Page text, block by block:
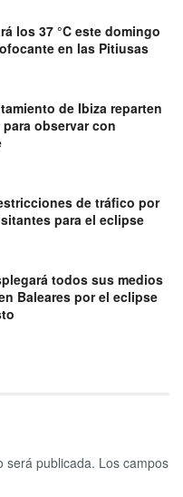
los 37 °C este domingo
en las Pitiusas
de Ibiza reparten
observar con
de tráfico por
para el eclipse
todos sus medios
Baleares por el eclipse
será publicada. Los campos